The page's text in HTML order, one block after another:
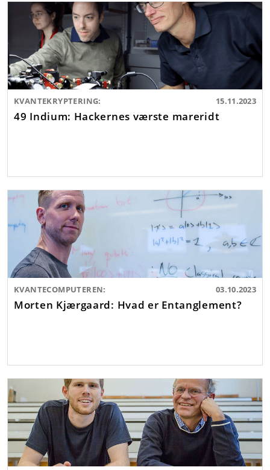
KVANTEKRYPTERING: 15.11.2023
49 Indium: Hackernes værste mareridt
KVANTECOMPUTEREN: 03.10.2023
Morten Kjærgaard: Hvad er Entanglement?